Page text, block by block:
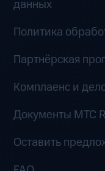
данных
Политика
Партнёрская
Комплаенс и
Документы MTC
Оставить